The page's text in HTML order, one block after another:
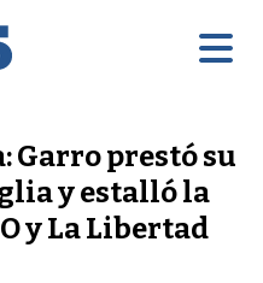
Garro prestó su
y estalló la
y La Libertad